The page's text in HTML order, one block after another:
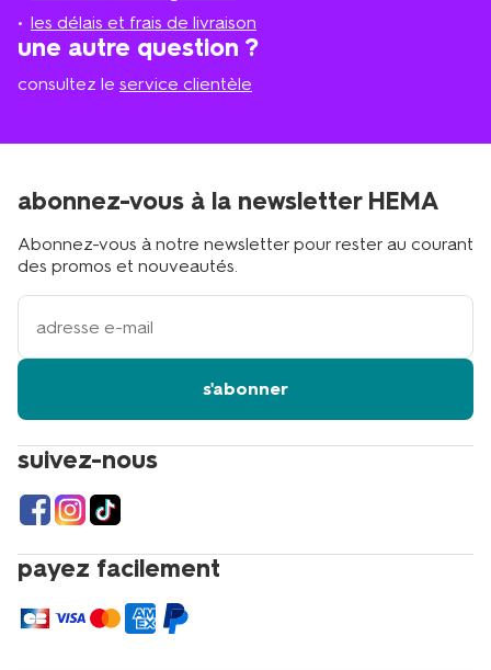
les délais et frais de livraison
une autre question ?
consultez le service clientèle
proche
suivez-nous
payez facilement
abonnez-vous à la newsletter HEMA
Abonnez-vous à notre newsletter pour rester au courant
des promos et nouveautés.
votre
adresse
s'abonner